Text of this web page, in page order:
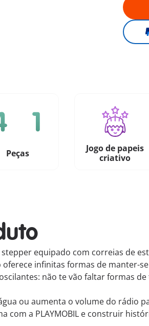
Peças
Jogo de papeis
criativo
stepper equipado com correias de
infinitas formas de manter-
não te vão faltar formas
ou aumenta o volume do rádio
a PLAYMOBIL e construir